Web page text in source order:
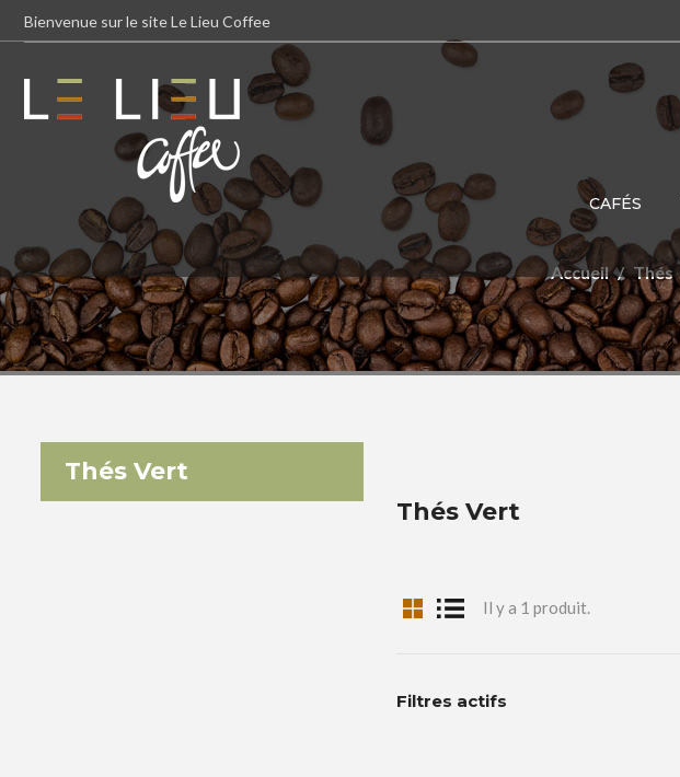
Bienvenue sur le site Le Lieu Coffee
CAFÉS
Accueil Thés
Thés Vert
Thés Vert
Il y a 1 produit.
Filtres actifs